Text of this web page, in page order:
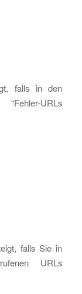
falls in den
URLs
falls Sie in
URLs